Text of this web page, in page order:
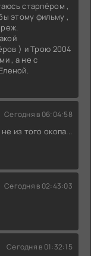
старпёром ,
этому фильму ,
) и Трою 2004
, а не с
Сегодня в 06:04:58
из того окопа...
Сегодня в 02:43:03
Сегодня в 01:32:15